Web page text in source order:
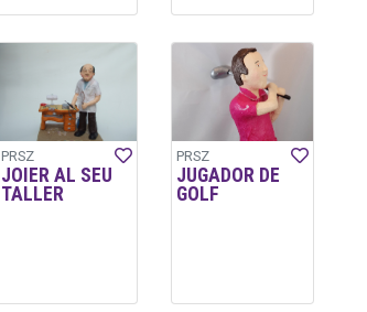
PRSZ
JOIER AL SEU
TALLER
PRSZ
JUGADOR DE
GOLF